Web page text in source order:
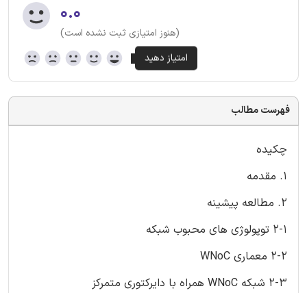
۰.۰
(هنوز امتیازی ثبت نشده است)
فهرست مطالب
چکیده
1. مقدمه
2. مطالعه پیشینه
2-1 توپولوژی های محبوب شبکه
2-2 معماری WNoC
2-3 شبکه WNoC همراه با دایرکتوری متمرکز